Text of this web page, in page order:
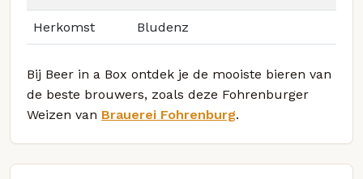
Herkomst Bludenz
Bij Beer in a Box ontdek je de mooiste bieren van
de beste brouwers, zoals deze Fohrenburger
Weizen van Brauerei Fohrenburg.